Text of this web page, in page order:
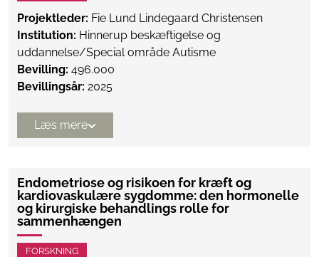
Projektleder: Fie Lund Lindegaard Christensen
Institution: Hinnerup beskæftigelse og
uddannelse/Special område Autisme
Bevilling: 496.000
Bevillingsår: 2025
Læs mere
Endometriose og risikoen for kræft og
kardiovaskulære sygdomme: den hormonelle
og kirurgiske behandlings rolle for
sammenhængen
FORSKNING